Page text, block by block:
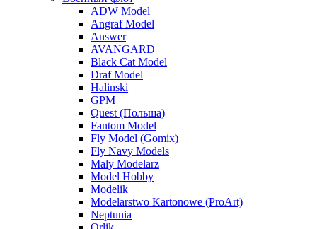
ADW Model
Angraf Model
Answer
AVANGARD
Black Cat Model
Draf Model
Halinski
GPM
Quest (Польша)
Fantom Model
Fly Model (Gomix)
Fly Navy Models
Maly Modelarz
Model Hobby
Modelik
Modelarstwo Kartonowe (ProArt)
Neptunia